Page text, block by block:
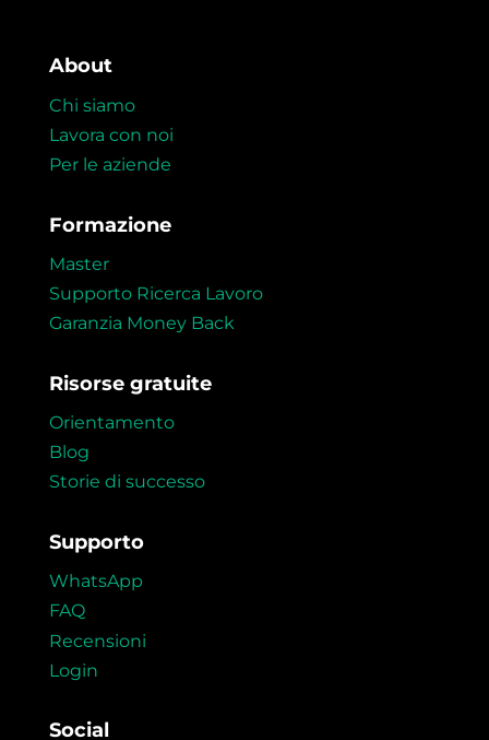
About
Chi siamo
Lavora con noi
Per le aziende
Formazione
Master
Supporto Ricerca Lavoro
Garanzia Money Back
Risorse gratuite
Orientamento
Blog
Storie di successo
Supporto
WhatsApp
FAQ
Recensioni
Login
Social